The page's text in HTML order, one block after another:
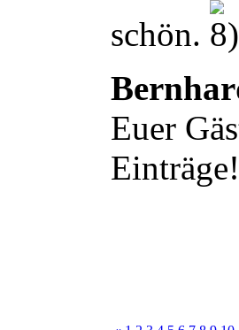
schön.
Euer
Einträge!